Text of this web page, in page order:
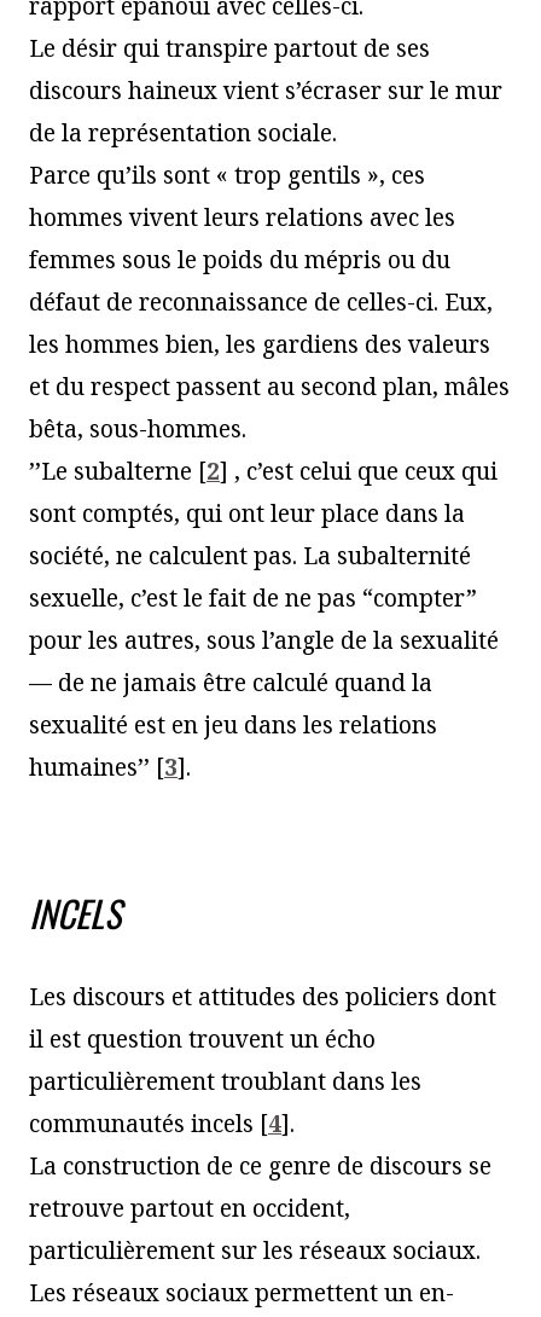
Le désir qui transpire partout de ses
discours haineux vient s’écraser sur le mur
de la représentation sociale.
Parce qu’ils sont « trop gentils », ces
hommes vivent leurs relations avec les
femmes sous le poids du mépris ou du
défaut de reconnaissance de celles-ci. Eux,
les hommes bien, les gardiens des valeurs
et du respect passent au second plan, mâles
bêta, sous-hommes.
’’Le subalterne [2] , c’est celui que ceux qui
sont comptés, qui ont leur place dans la
société, ne calculent pas. La subalternité
sexuelle, c’est le fait de ne pas “compter”
pour les autres, sous l’angle de la sexualité
— de ne jamais être calculé quand la
sexualité est en jeu dans les relations
humaines’’ [3].
INCELS
Les discours et attitudes des policiers dont
il est question trouvent un écho
particulièrement troublant dans les
communautés incels [4].
La construction de ce genre de discours se
retrouve partout en occident,
particulièrement sur les réseaux sociaux.
Les réseaux sociaux permettent un en-